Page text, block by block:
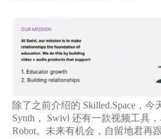
除了之前介绍的 Skilled.Space，今
Synth， Swivl 还有一款视频工具，
Robot。未来有机会，自留地君再